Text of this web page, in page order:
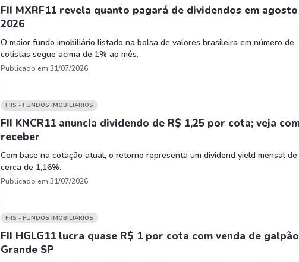
FII MXRF11 revela quanto pagará de dividendos em
2026
O maior fundo imobiliário listado na bolsa de valores brasileira em número de
cotistas segue acima de 1% ao mês.
Publicado em 31/07/2026
FIIS - FUNDOS IMOBILIÁRIOS
FII KNCR11 anuncia dividendo de R$ 1,25 por cota; veja
receber
Com base na cotação atual, o retorno representa um dividend yield mensal de
cerca de 1,16%.
Publicado em 31/07/2026
FIIS - FUNDOS IMOBILIÁRIOS
FII HGLG11 lucra quase R$ 1 por cota com venda de
Grande SP